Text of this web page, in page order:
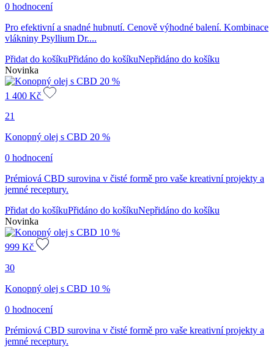
0 hodnocení
Pro efektivní a snadné hubnutí. Cenově výhodné balení. Kombinace
vlákniny Psyllium Dr....
Přidat do košíkuPřidáno do košíkuNepřidáno do košíku
Novinka
1 400 Kč
21
Konopný olej s CBD 20 %
0 hodnocení
Prémiová CBD surovina v čisté formě pro vaše kreativní projekty a
jemné receptury.
Přidat do košíkuPřidáno do košíkuNepřidáno do košíku
Novinka
999 Kč
30
Konopný olej s CBD 10 %
0 hodnocení
Prémiová CBD surovina v čisté formě pro vaše kreativní projekty a
jemné receptury.